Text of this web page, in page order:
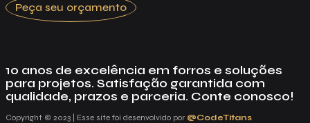
Peça seu orçamento
10 anos de excelência em forros e soluções
para projetos. Satisfação garantida com
qualidade, prazos e parceria. Conte conosco!
Copyright © 2023 | Esse site foi desenvolvido por @CodeTitans